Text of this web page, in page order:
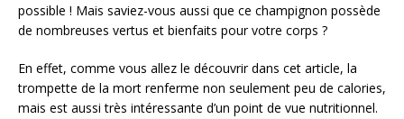
possible ! Mais saviez-vous aussi que ce champignon possède
de nombreuses vertus et bienfaits pour votre corps ?
En effet, comme vous allez le découvrir dans cet article, la
trompette de la mort renferme non seulement peu de calories,
mais est aussi très intéressante d’un point de vue nutritionnel.